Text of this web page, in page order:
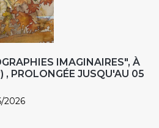
IMAGINAIRES", À
, PROLONGÉE JUSQU'AU 05
2026